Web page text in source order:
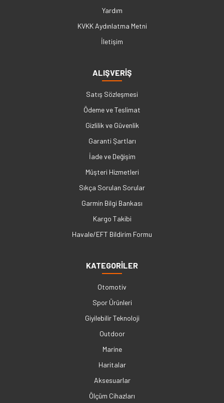
Yardım
KVKK Aydınlatma Metni
İletişim
ALIŞVERİŞ
Satış Sözleşmesi
Ödeme ve Teslimat
Gizlilik ve Güvenlik
Garanti Şartları
İade ve Değişim
Müşteri Hizmetleri
Sıkça Sorulan Sorular
Garmin Bilgi Bankası
Kargo Takibi
Havale/EFT Bildirim Formu
KATEGORİLER
Otomotiv
Spor Ürünleri
Giyilebilir Teknoloji
Outdoor
Marine
Haritalar
Aksesuarlar
Ölçüm Cihazları